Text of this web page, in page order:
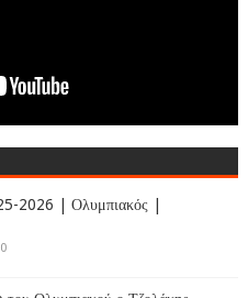
2026 | Ολυμπιακός |
0